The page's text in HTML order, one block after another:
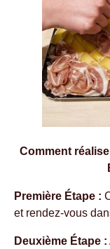
Comment
Première Étape :
et rendez-vous
Deuxième Étape :